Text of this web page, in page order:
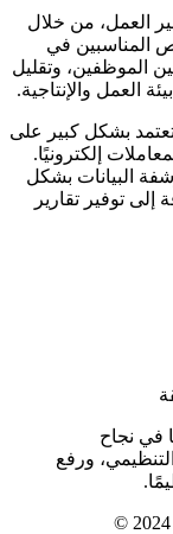
العمل، من خلال
المناسبين في
الموظفين، وتقليل
العمل والإنتاجية.
تعتمد بشكل كبير على
إلكترونيًا.
البيانات بشكل
توفير تقارير
في نجاح
ورفع